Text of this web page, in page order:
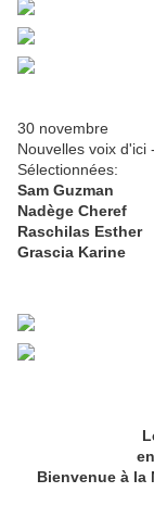
30 novembre
Nouvelles voix d'ici
Sélectionnées:
Sam Guzman
Nadège Cheref
Raschilas Esther
Grascia Karine
Bienvenue à la